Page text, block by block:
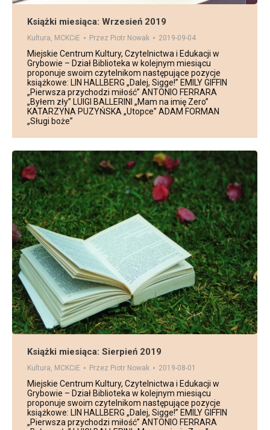
Książki miesiąca: Wrzesień 2019
Kultura, MCKCiE Przez Piotr Nowak 2019-09-04
Miejskie Centrum Kultury, Czytelnictwa i Edukacji w
Grybowie – Dział Biblioteka w kolejnym miesiącu
proponuje swoim czytelnikom następujące pozycje
książkowe: LIN HALLBERG „Dalej, Sigge!” EMILY GIFFIN
„Pierwsza przychodzi miłość” ANTONIO FERRARA
„Byłem zły” LUIGI BALLERINI „Mam na imię Zero”
KATARZYNA PUZYŃSKA „Utopce” ADAM FORMAN
„Sługi boże”
Książki miesiąca: Sierpień 2019
Kultura, MCKCiE Przez Piotr Nowak 2019-08-01
Miejskie Centrum Kultury, Czytelnictwa i Edukacji w
Grybowie – Dział Biblioteka w kolejnym miesiącu
proponuje swoim czytelnikom następujące pozycje
książkowe: LIN HALLBERG „Dalej, Sigge!” EMILY GIFFIN
„Pierwsza przychodzi miłość” ANTONIO FERRARA